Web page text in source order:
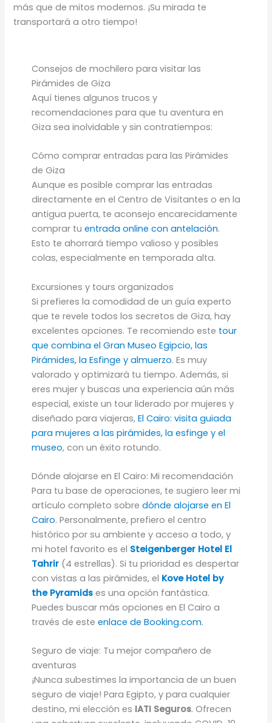
más que de mitos modernos. ¡Su mirada te
transportará a otro tiempo!
Consejos de mochilero para visitar las
Pirámides de Giza
Aquí tienes algunos trucos y
recomendaciones para que tu aventura en
Giza sea inolvidable y sin contratiempos:
Cómo comprar entradas para las Pirámides
de Giza
Aunque es posible comprar las entradas
directamente en el Centro de Visitantes o en la
antigua puerta, te aconsejo encarecidamente
comprar tu entrada online con antelación.
Esto te ahorrará tiempo valioso y posibles
colas, especialmente en temporada alta.
Excursiones y tours organizados
Si prefieres la comodidad de un guía experto
que te revele todos los secretos de Giza, hay
excelentes opciones. Te recomiendo este tour
que combina el Gran Museo Egipcio, las
Pirámides, la Esfinge y almuerzo. Es muy
valorado y optimizará tu tiempo. Además, si
eres mujer y buscas una experiencia aún más
especial, existe un tour liderado por mujeres y
diseñado para viajeras, El Cairo: visita guiada
para mujeres a las pirámides, la esfinge y el
museo, con un éxito rotundo.
Dónde alojarse en El Cairo: Mi recomendación
Para tu base de operaciones, te sugiero leer mi
artículo completo sobre dónde alojarse en El
Cairo. Personalmente, prefiero el centro
histórico por su ambiente y acceso a todo, y
mi hotel favorito es el Steigenberger Hotel El
Tahrir(4 estrellas). Si tu prioridad es despertar
con vistas a las pirámides, el Kove Hotel by
the Pyramidses una opción fantástica.
Puedes buscar más opciones en El Cairo a
través de este enlace de Booking.com.
Seguro de viaje: Tu mejor compañero de
aventuras
¡Nunca subestimes la importancia de un buen
seguro de viaje! Para Egipto, y para cualquier
destino, mi elección es IATI Seguros. Ofrecen